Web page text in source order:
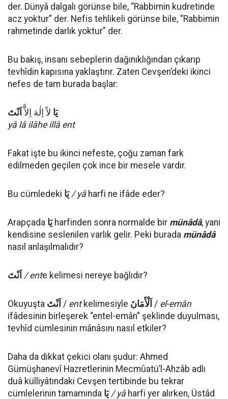
der. Dünyâ dalgalı görünse bile, “Rabbimin kudretinde
acz yoktur” der. Nefis tehlikeli görünse bile, “Rabbimin
rahmetinde darlık yoktur” der.
Bu bakış, insanı sebeplerin dağınıklığından çıkarıp
tevhîdin kapısına yaklaştırır. Zaten Cevşen’deki ikinci
nefes de tam burada başlar:
يَا لآَ اِلٰهَ اِلآَّ اَنْتَ
yâ lâ ilâhe illâ ent
Fakat işte bu ikinci nefeste, çoğu zaman fark
edilmeden geçilen çok ince bir mesele vardır.
Bu cümledeki يَا / yâ harfi ne ifâde eder?
Arapçada يَاharfinden sonra normalde bir münâdâ, yani
kendisine seslenilen varlık gelir. Peki burada münâdâ
nasıl anlaşılmalıdır?
اَنْتَ / ente kelimesi nereye bağlıdır?
Okuyuşta اَنْتَ / entkelimesiyle اَلْأَمَانَ / el-emân
ifâdesinin birleşerek “entel-emân” şeklinde duyulması,
tevhîd cümlesinin mânâsını nasıl etkiler?
Daha da dikkat çekici olanı şudur: Ahmed
Gümüşhanevî Hazretlerinin Mecmûatü’l-Ahzâb adlı
duâ külliyâtındaki Cevşen tertibinde bu tekrar
cümlelerinin tamamında يَا / yâ harfi yer alırken, Üstâd